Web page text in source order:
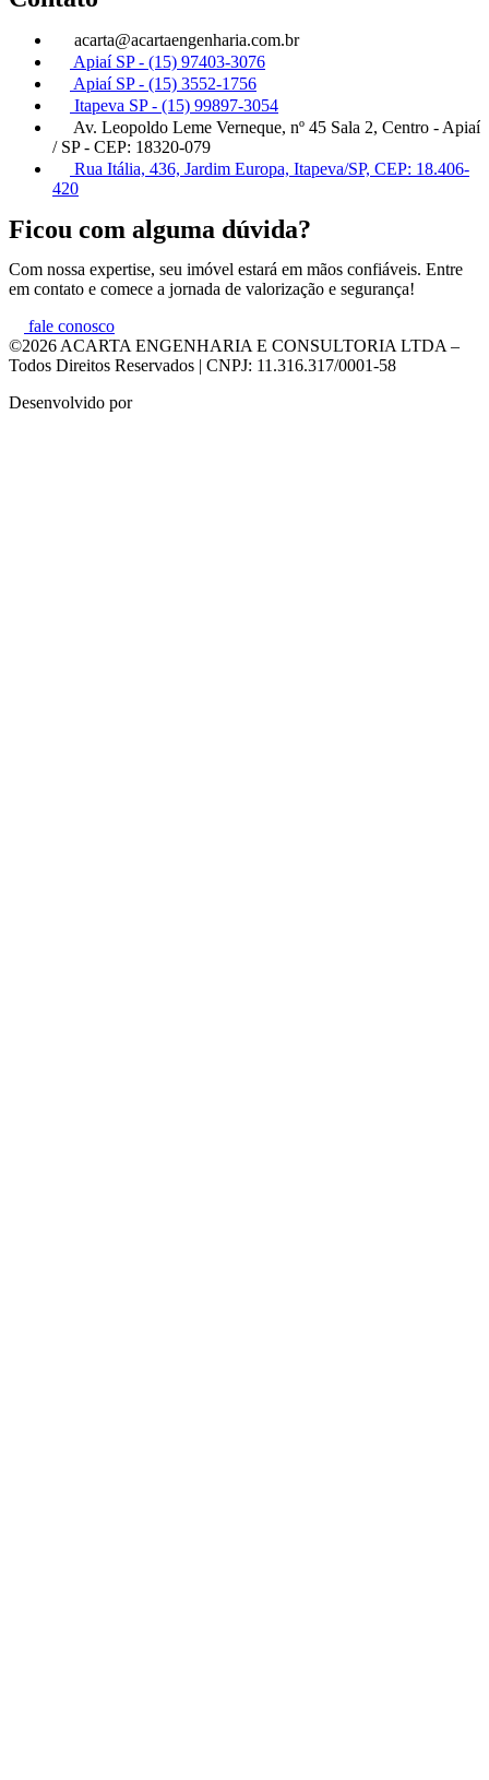
acarta@acartaengenharia.com.br
Apiaí SP - (15) 97403-3076
Apiaí SP - (15) 3552-1756
Itapeva SP - (15) 99897-3054
Av. Leopoldo Leme Verneque, nº 45 Sala 2, Centro - Apiaí
/ SP - CEP: 18320-079
Rua Itália, 436, Jardim Europa, Itapeva/SP, CEP: 18.406-
420
Ficou com alguma dúvida?
Com nossa expertise, seu imóvel estará em mãos confiáveis. Entre
em contato e comece a jornada de valorização e segurança!
fale conosco
©2026 ACARTA ENGENHARIA E CONSULTORIA LTDA –
Todos Direitos Reservados | CNPJ: 11.316.317/0001-58
Desenvolvido por